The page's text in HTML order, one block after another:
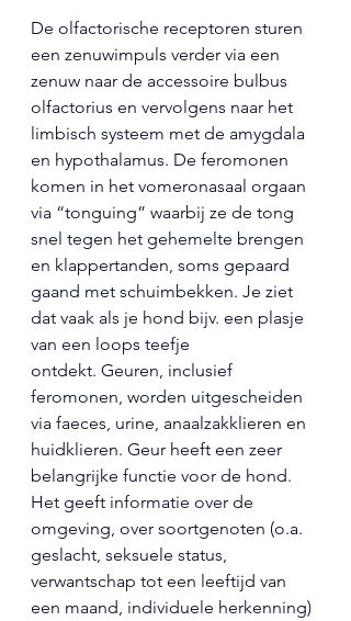
De olfactorische receptoren sturen
een zenuwimpuls verder via een
zenuw naar de accessoire bulbus
olfactorius en vervolgens naar het
limbisch systeem met de amygdala
en hypothalamus. De feromonen
komen in het vomeronasaal orgaan
via “tonguing” waarbij ze de tong
snel tegen het gehemelte brengen
en klappertanden, soms gepaard
gaand met schuimbekken. Je ziet
dat vaak als je hond bijv. een plasje
van een loops teefje
ontdekt. Geuren, inclusief
feromonen, worden uitgescheiden
via faeces, urine, anaalzakklieren en
huidklieren. Geur heeft een zeer
belangrijke functie voor de hond.
Het geeft informatie over de
omgeving, over soortgenoten (o.a.
geslacht, seksuele status,
verwantschap tot een leeftijd van
een maand, individuele herkenning)